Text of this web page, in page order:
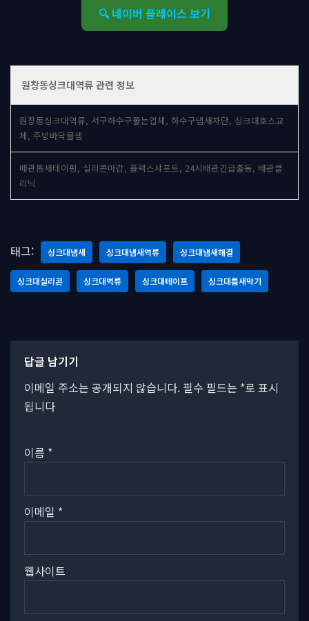
🔍 네이버 플레이스 보기
원창동싱크대역류 관련 정보
원창동싱크대역류, 서구하수구뚫는업체, 하수구냄새차단, 싱크대호스교
체, 주방바닥물샘
배관틈새테이핑, 실리콘마감, 플렉스샤프트, 24시배관긴급출동, 배관클
리닉
태그: 싱크대냄새 싱크대냄새역류 싱크대냄새해결
싱크대실리콘 싱크대역류 싱크대테이프 싱크대틈새막기
답글 남기기
이메일 주소는 공개되지 않습니다. 필수 필드는 *로 표시
됩니다
이름 *
이메일 *
웹사이트